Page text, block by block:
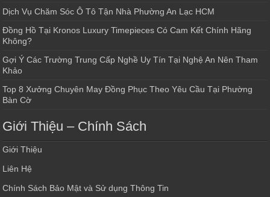
Dịch Vụ Chăm Sóc Ô Tô Tận Nhà Phường An Lạc HCM
Đồng Hồ Tại Kronos Luxury Timepieces Có Cam Kết Chính Hãng
Không?
Gợi Ý Các Trường Trung Cấp Nghề Uy Tín Tại Nghệ An Nên Tham
Khảo
Top 8 Xưởng Chuyên May Đồng Phục Theo Yêu Cầu Tại Phường
Bàn Cờ
Giới Thiệu – Chính Sách
Giới Thiệu
Liên Hệ
Chính Sách Bảo Mật và Sử dụng Thông Tin